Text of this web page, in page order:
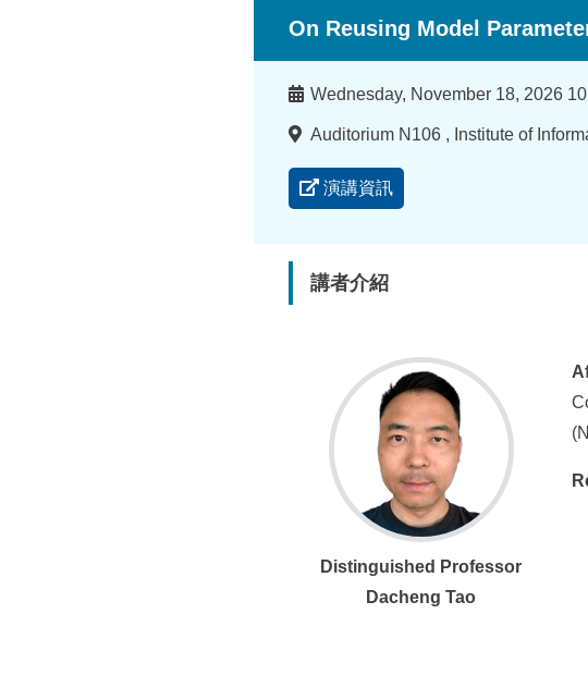
On Reusing Model
時
Wednesday, November 18, 2026
地
Auditorium N106 , Institute of
演講資訊
講者介紹
Distinguished Professor
Dacheng Tao